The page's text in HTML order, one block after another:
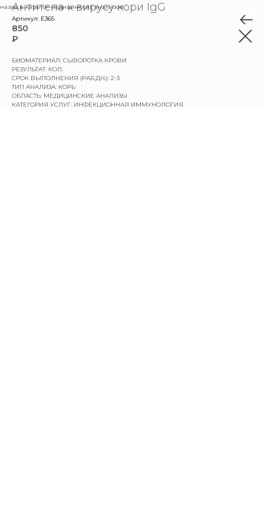
назад в каталог медицинских анализов
Антитела к вирусу кори IgG
Артикул: E365
850
₽
БИОМАТЕРИАЛ: СЫВОРОТКА КРОВИ
РЕЗУЛЬТАТ: КОЛ.
СРОК ВЫПОЛНЕНИЯ (РАБ.ДН.): 2-3
ТИП АНАЛИЗА: КОРЬ
ОБЛАСТЬ: МЕДИЦИНСКИЕ АНАЛИЗЫ
КАТЕГОРИЯ УСЛУГ: ИНФЕКЦИОННАЯ ИММУНОЛОГИЯ